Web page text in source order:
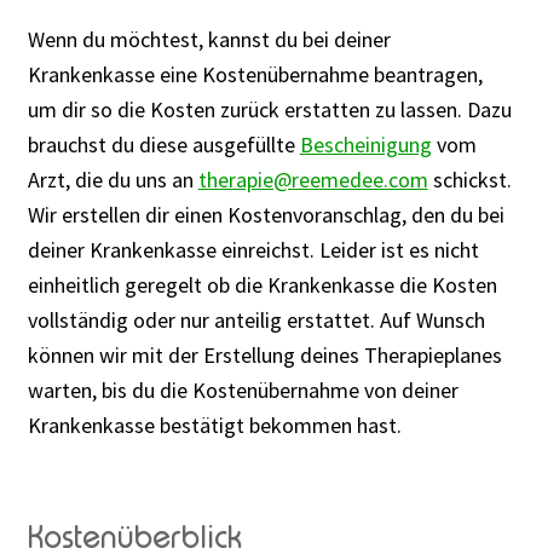
Wenn du möchtest, kannst du bei deiner
Krankenkasse eine Kostenübernahme beantragen,
um dir so die Kosten zurück erstatten zu lassen. Dazu
brauchst du diese ausgefüllte Bescheinigung vom
Arzt, die du uns an therapie@reemedee.com schickst.
Wir erstellen dir einen Kostenvoranschlag, den du bei
deiner Krankenkasse einreichst. Leider ist es nicht
einheitlich geregelt ob die Krankenkasse die Kosten
vollständig oder nur anteilig erstattet. Auf Wunsch
können wir mit der Erstellung deines Therapieplanes
warten, bis du die Kostenübernahme von deiner
Krankenkasse bestätigt bekommen hast.
Kostenüberblick